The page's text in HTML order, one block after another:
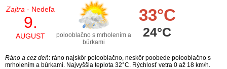
Zajtra - Nedeľa
9.
AUGUST
polooblačno s mrholením a
búrkami
33°C
24°C
Ráno a cez deň: ráno najskôr polooblačno, neskôr poobede polooblačno s
mrholením a búrkami. Najvyššia teplota 32°C. Rýchlosť vetra 0 až 18 km/h.